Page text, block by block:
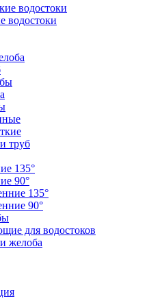
водостоки
водостоки
труб
135°
90°
135°
90°
для водостоков
желоба